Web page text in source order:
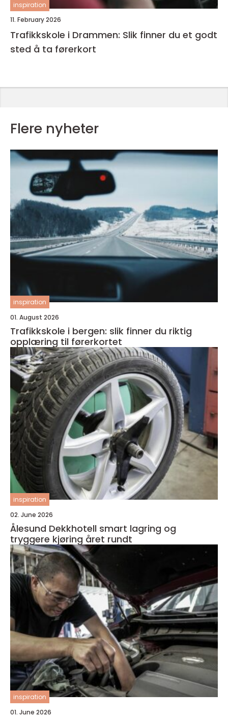
inspiration
11. February 2026
Trafikkskole i Drammen: Slik finner du et godt
sted å ta førerkort
Flere nyheter
inspiration
01. August 2026
Trafikkskole i bergen: slik finner du riktig
opplæring til førerkortet
inspiration
02. June 2026
Ålesund Dekkhotell smart lagring og
tryggere kjøring året rundt
inspiration
01. June 2026